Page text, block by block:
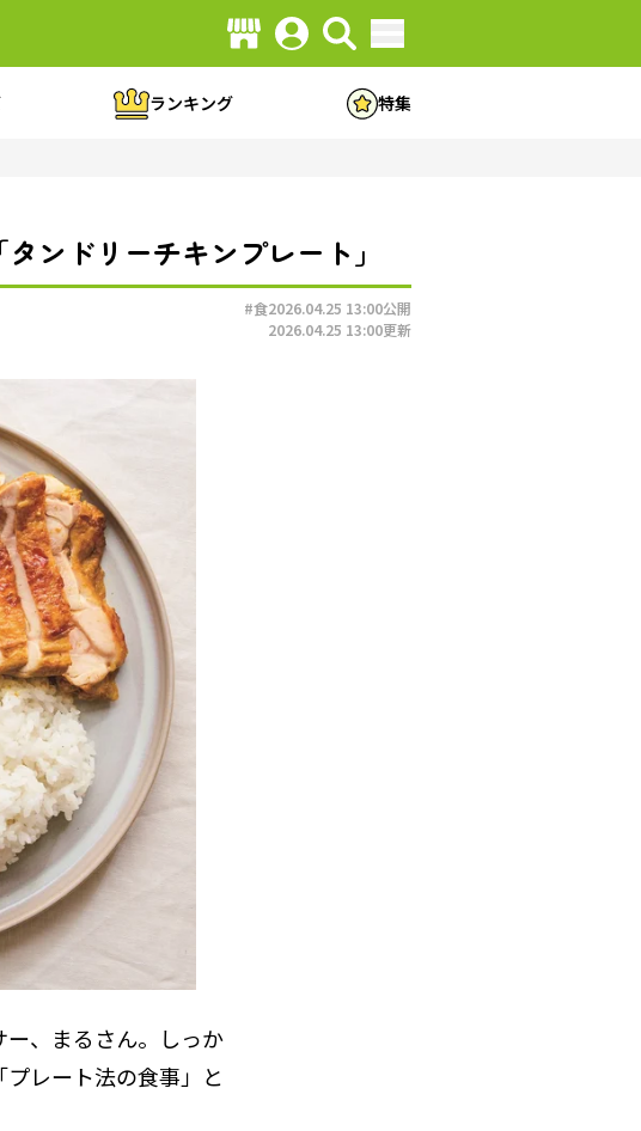
ランキング 特集
ンドリーチキンプレート」
#食2026.04.25 13:00公開
2026.04.25 13:00更新
、まるさん。しっか
レート法の食事」と